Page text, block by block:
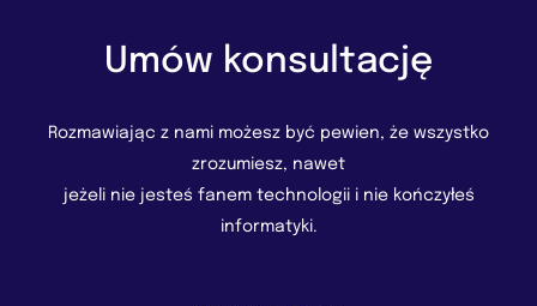
Umów konsultację
Rozmawiając z nami możesz być pewien, że wszystko
zrozumiesz, nawet
jeżeli nie jesteś fanem technologii i nie kończyłeś
informatyki.